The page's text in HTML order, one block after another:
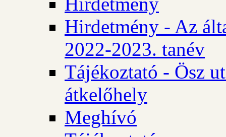
Hirdetmény - Az
2022-2023. tanév
Tájékoztató - Ösz
átkelőhely
Meghívó